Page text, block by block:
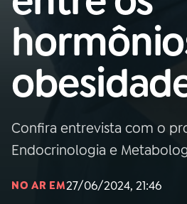
01 INÍCIO
02A RÁDIO
03PROGRAMAÇÃO
Confira entrevista com o
Endocrinologia e
NO AR EM27/06/2024, 21:46